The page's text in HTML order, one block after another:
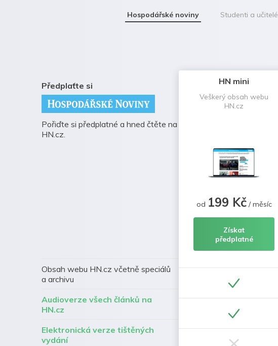
Hospodářské noviny Studenti a učitelé
Předplaťte si
Pořiďte si předplatné a hned čtěte na
HN.cz.
Obsah webu HN.cz včetně speciálů
a archivu
Audioverze všech článků na
HN.cz
Elektronická verze tištěných
vydání
HN mini
Veškerý obsah webu
HN.cz
od 199 Kč/ měsíc
Získat
předplatné